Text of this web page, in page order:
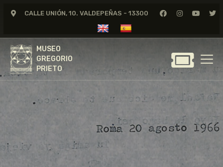
CALLE UNIÓN, 10. VALDEPEÑAS - 13300
MUSEO
GREGORIO
PRIETO
MUSEO
GREGORIO
GREGORIO PRIETO
MUSEO
CERTAMEN DE DIBUJO
FUNDACIÓN
TIENDA